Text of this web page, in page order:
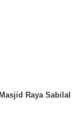
Raya Sabilal